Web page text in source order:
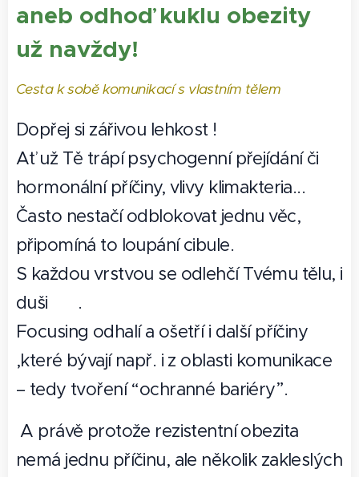
aneb odhoď kuklu obezity
už navždy!
Cesta k sobě komunikací s vlastním tělem
Dopřej si zářivou lehkost !
Ať už Tě trápí psychogenní přejídání či
hormonální příčiny, vlivy klimakteria...
Často nestačí odblokovat jednu věc,
připomíná to loupání cibule.
S každou vrstvou se odlehčí Tvému tělu, i
duši 🦋 .
Focusing odhalí a ošetří i další příčiny
,které bývají např. i z oblasti komunikace
– tedy tvoření “ochranné bariéry”.
A právě protože rezistentní obezita
nemá jednu příčinu, ale několik zakleslých